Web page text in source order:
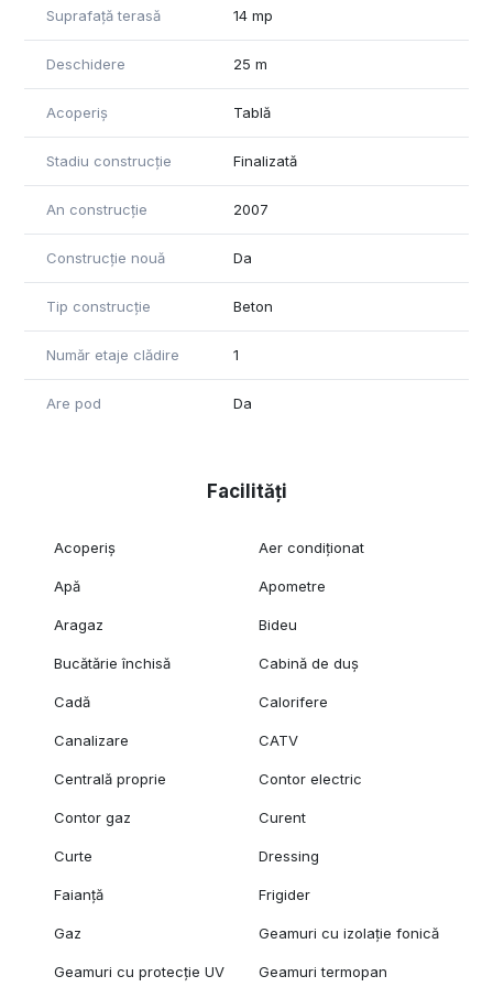
design interior placute si cu teren generos - suprafata
actuala a terenului poate fi suplimentata cu alti 500m (terenul
aflat in continuarea acestei proprietati putandu-se achizitiona
Pentru mai multe informatii va stau la dispozitie telefonic sau
Suprafață terasă 14 mp
Deschidere 25 m
Acoperiș Tablă
Stadiu construcție Finalizată
An construcție 2007
Construcție nouă Da
Tip construcție Beton
Număr etaje clădire 1
Are pod Da
Facilități
Acoperiș Aer condiționat
Apă Apometre
Aragaz Bideu
Bucătărie închisă Cabină de duș
Cadă Calorifere
Canalizare CATV
Centrală proprie Contor electric
Contor gaz Curent
Curte Dressing
Faianță Frigider
Gaz Geamuri cu izolație fonică
Geamuri cu protecție UV Geamuri termopan